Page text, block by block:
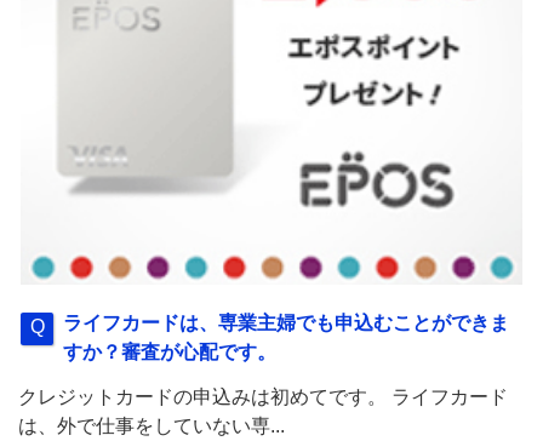
ライフカードは、専業主婦でも申込むことができま
すか？審査が心配です。
クレジットカードの申込みは初めてです。 ライフカード
は、外で仕事をしていない専...